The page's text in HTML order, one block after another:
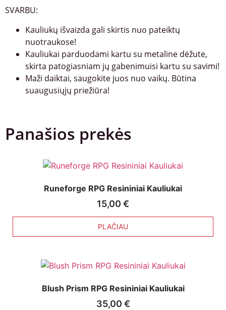
SVARBU:
Kauliukų išvaizda gali skirtis nuo pateiktų
nuotraukose!
Kauliukai parduodami kartu su metaline dėžute,
skirta patogiasniam jų gabenimuisi kartu su savimi!
Maži daiktai, saugokite juos nuo vaikų. Būtina
suaugusiųjų priežiūra!
Panašios prekės
Runeforge RPG Resininiai Kauliukai
15,00 €
PLAČIAU
Blush Prism RPG Resininiai Kauliukai
35,00 €